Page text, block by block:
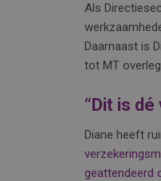
Als
Daarnaast is
tot MT
“Dit is dé
Diane heeft
geattendeerd